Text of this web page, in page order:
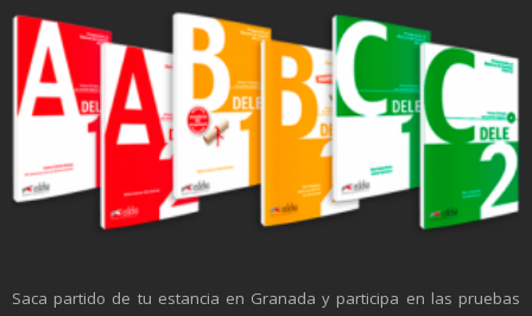
Saca partido de tu estancia en Granada y participa en las pruebas